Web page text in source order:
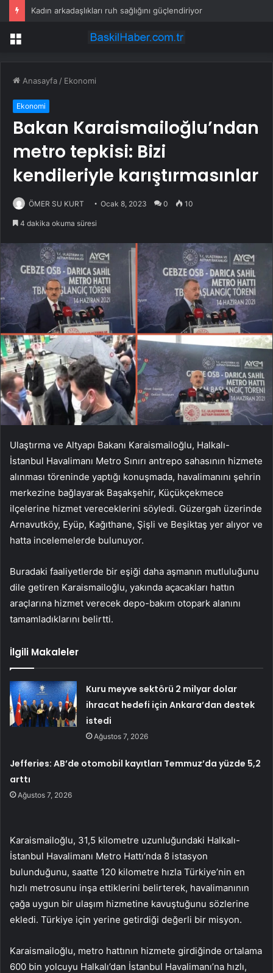
Kadın arkadaşlıkları ruh sağlığını güçlendiriyor
Menü
Anasayfa / Ekonomi
Ekonomi
Bakan Karaismailoğlu’ndan
metro tepkisi: Bizi
kendileriyle karıştırmasınlar
ÖMER SU KURT Ocak 8, 2023 0 10
4 dakika okuma süresi
Ulaştırma ve Altyapı Bakanı Karaismailoğlu, Halkalı-
İstanbul Havalimanı Metro Sınırı antrepo sahasının hizmete
alınması töreninde yaptığı konuşmada, havalimanını şehrin
merkezine bağlayarak Başakşehir, Küçükçekmece
ilçelerine hizmet vereceklerini söyledi. Güzergah üzerinde
Arnavutköy, Eyüp, Kağıthane, Şişli ve Beşiktaş yer alıyor ve
hatta incelemelerde bulunuyor.
Buradaki faaliyetlerde bir eşiği daha aşmanın mutluluğunu
dile getiren Karaismailoğlu, yakında açacakları hattın
araçlarına hizmet verecek depo-bakım otopark alanını
tamamladıklarını belirtti.
İlgili Makaleler
Kuru meyve sektörü 2 milyar dolar
ihracat hedefi için Ankara’dan destek
istedi
Ağustos 7, 2026
Jefferies: AB’de otomobil kayıtları Temmuz’da yüzde 5,2
arttı
Ağustos 7, 2026
Karaismailoğlu, 31,5 kilometre uzunluğundaki Halkalı-
İstanbul Havalimanı Metro Hattı’nda 8 istasyon
bulunduğunu, saatte 120 kilometre hızla Türkiye’nin en
hızlı metrosunu inşa ettiklerini belirterek, havalimanının
çağa uygun bir ulaşım hizmetine kavuştuğunu sözlerine
ekledi. Türkiye için yerine getirdiği değerli bir misyon.
Karaismailoğlu, metro hattının hizmete girdiğinde ortalama
600 bin yolcuyu Halkalı’dan İstanbul Havalimanı’na hızlı,